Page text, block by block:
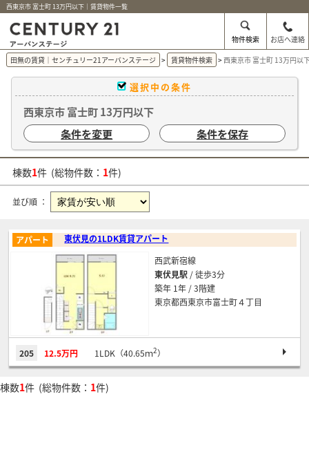
西東京市 富士町 13万円以下｜賃貸物件一覧
物件検索
お店へ連絡
田無の賃貸｜センチュリー21アーバンステージ
賃貸物件検索 西東京市 富士町 13万円以
選択中の条件
西東京市 富士町 13万円以下
条件を変更
条件を保存
棟数1件 (総物件数： 1件)
並び順 ：
東伏見の1LDK賃貸アパート
アパート
西武新宿線
東伏見駅 / 徒歩3分
築年 1年 / 3階建
東京都西東京市富士町４丁目
205 12.5万円 1LDK（40.65ｍ2）
棟数1件 (総物件数： 1件)